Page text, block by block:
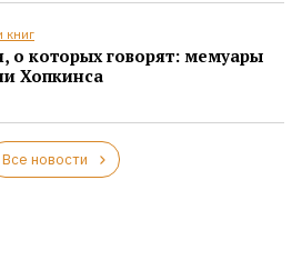
книг
о которых говорят: мемуары
Хопкинса
Все новости